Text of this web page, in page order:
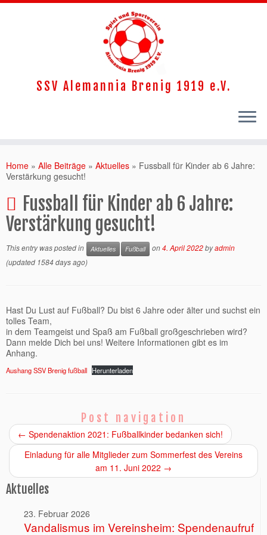
SSV Alemannia Brenig 1919 e.V.
Home » Alle Beiträge » Aktuelles » Fussball für Kinder ab 6 Jahre:
Verstärkung gesucht!
Fussball für Kinder ab 6 Jahre:
Verstärkung gesucht!
This entry was posted in Aktuelles Fußball on4. April 2022byadmin
(updated 1584 days ago)
Hast Du Lust auf Fußball? Du bist 6 Jahre oder älter und suchst ein
tolles Team,
in dem Teamgeist und Spaß am Fußball großgeschrieben wird?
Dann melde Dich bei uns! Weitere Informationen gibt es im
Anhang.
Aushang SSV Brenig fußball Herunterladen
Post navigation
← Spendenaktion 2021: Fußballkinder bedanken sich!
Einladung für alle Mitglieder zum Sommerfest des Vereins
am 11. Juni 2022 →
Aktuelles
23. Februar 2026
Vandalismus im Vereinsheim: Spendenaufruf